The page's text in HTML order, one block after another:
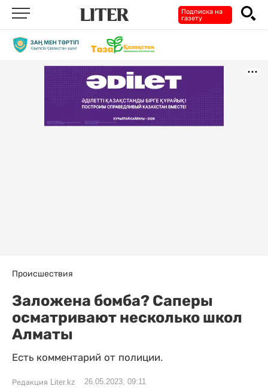
Подписка на
газету
Происшествия
Заложена бомба? Саперы
осматривают несколько школ
Алматы
Есть комментарий от полиции.
Редакция Liter.kz 26.05.2023, 09:11